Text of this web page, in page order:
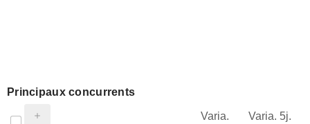
Principaux concurrents
Varia. Varia. 5j.